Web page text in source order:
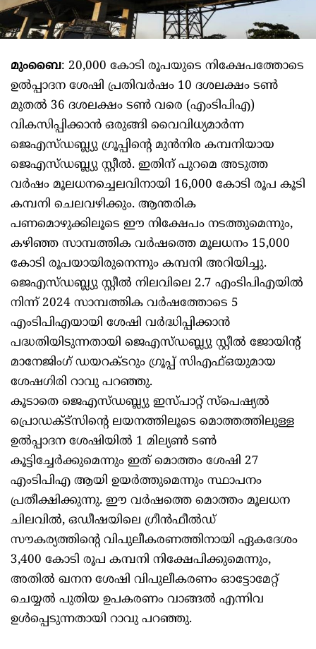
മുംബൈ: 20,000 കോടി രൂപയുടെ നിക്ഷേപത്തോടെ
ഉൽപ്പാദന ശേഷി പ്രതിവർഷം 10 ദശലക്ഷം ടൺ
മുതൽ 36 ദശലക്ഷം ടൺ വരെ (എംടിപിഎ)
വികസിപ്പിക്കാൻ ഒരുങ്ങി വൈവിധ്യമാർന്ന
ജെഎസ്ഡബ്ല്യു ഗ്രൂപ്പിന്റെ മുൻനിര കമ്പനിയായ
ജെഎസ്ഡബ്ല്യു സ്റ്റീൽ. ഇതിന് പുറമെ അടുത്ത
വർഷം മൂലധനച്ചെലവിനായി 16,000 കോടി രൂപ കൂടി
കമ്പനി ചെലവഴിക്കും. ആന്തരിക
പണമൊഴുക്കിലൂടെ ഈ നിക്ഷേപം നടത്തുമെന്നും,
കഴിഞ്ഞ സാമ്പത്തിക വർഷത്തെ മൂലധനം 15,000
കോടി രൂപയായിരുനെന്നും കമ്പനി അറിയിച്ചു.
ജെഎസ്ഡബ്ല്യു സ്റ്റീൽ നിലവിലെ 2.7 എംടിപിഎയിൽ
നിന്ന് 2024 സാമ്പത്തിക വർഷത്തോടെ 5
എംടിപിഎയായി ശേഷി വർദ്ധിപ്പിക്കാൻ
പദ്ധതിയിടുന്നതായി ജെഎസ്ഡബ്ല്യു സ്റ്റീൽ ജോയിന്റ്
മാനേജിംഗ് ഡയറക്ടറും ഗ്രൂപ്പ് സിഎഫ്ഒയുമായ
ശേഷഗിരി റാവു പറഞ്ഞു.
കൂടാതെ ജെഎസ്ഡബ്ല്യു ഇസ്പാറ്റ് സ്പെഷ്യൽ
പ്രൊഡക്‌ട്‌സിന്റെ ലയനത്തിലൂടെ മൊത്തത്തിലുള്ള
ഉൽപ്പാദന ശേഷിയിൽ 1 മില്യൺ ടൺ
കൂട്ടിച്ചേർക്കുമെന്നും ഇത് മൊത്തം ശേഷി 27
എംടിപിഎ ആയി ഉയർത്തുമെന്നും സ്ഥാപനം
പ്രതീക്ഷിക്കുന്നു. ഈ വർഷത്തെ മൊത്തം മൂലധന
ചിലവിൽ, ഒഡീഷയിലെ ഗ്രീൻഫീൽഡ്
സൗകര്യത്തിന്റെ വിപുലീകരണത്തിനായി ഏകദേശം
3,400 കോടി രൂപ കമ്പനി നിക്ഷേപിക്കുമെന്നും,
അതിൽ ഖനന ശേഷി വിപുലീകരണം ഓട്ടോമേറ്റ്
ചെയ്യൽ പുതിയ ഉപകരണം വാങ്ങൽ എന്നിവ
ഉൾപ്പെടുന്നതായി റാവു പറഞ്ഞു.